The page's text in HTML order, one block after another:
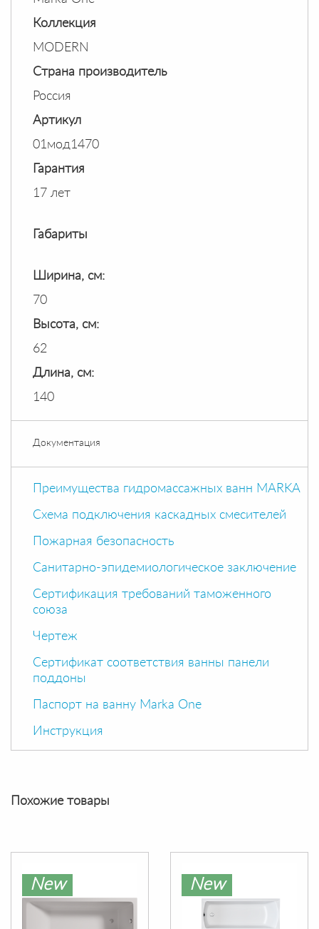
Коллекция
MODERN
Страна производитель
Россия
Артикул
01мод1470
Гарантия
17 лет
Габариты
Ширина, см:
70
Высота, см:
62
Длина, см:
140
Документация
Преимущества гидромассажных ванн MARKA
Схема подключения каскадных смесителей
Пожарная безопасность
Санитарно-эпидемиологическое заключение
Сертификация требований таможенного
союза
Чертеж
Сертификат соответствия ванны панели
поддоны
Паспорт на ванну Marka One
Инструкция
Похожие товары
New New